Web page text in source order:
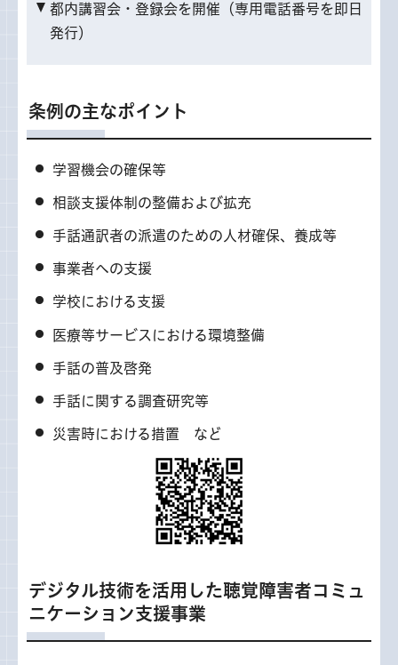
都内講習会・登録会を開催（専用電話番号を即日
発行）
条例の主なポイント
学習機会の確保等
相談支援体制の整備および拡充
手話通訳者の派遣のための人材確保、養成等
事業者への支援
学校における支援
医療等サービスにおける環境整備
手話の普及啓発
手話に関する調査研究等
災害時における措置 など
デジタル技術を活用した聴覚障害者コミュ
ニケーション支援事業